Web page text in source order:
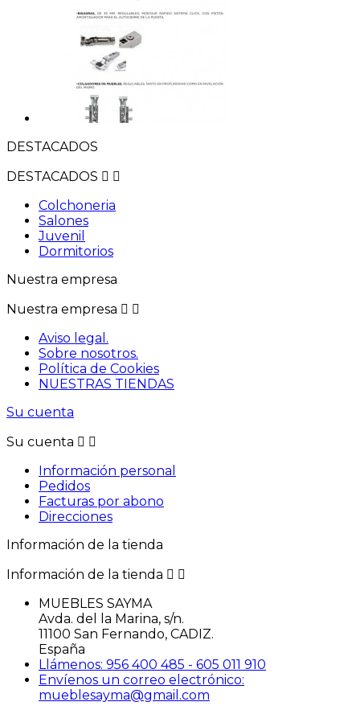
DESTACADOS
DESTACADOS  
Colchoneria
Salones
Juvenil
Dormitorios
Nuestra empresa
Nuestra empresa  
Aviso legal.
Sobre nosotros.
Política de Cookies
NUESTRAS TIENDAS
Su cuenta
Su cuenta  
Información personal
Pedidos
Facturas por abono
Direcciones
Información de la tienda
Información de la tienda  
MUEBLES SAYMA
Avda. del la Marina, s/n.
11100 San Fernando, CADIZ.
España
Llámenos: 956 400 485 - 605 011 910
Envíenos un correo electrónico:
mueblesayma@gmail.com